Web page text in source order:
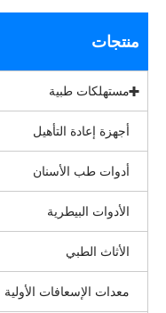
منتجات
مستهلكات طبية
أجهزة إعادة التأهيل
أدوات طب الأسنان
الأدوات البيطرية
الأثاث الطبي
معدات الإسعافات الأولية